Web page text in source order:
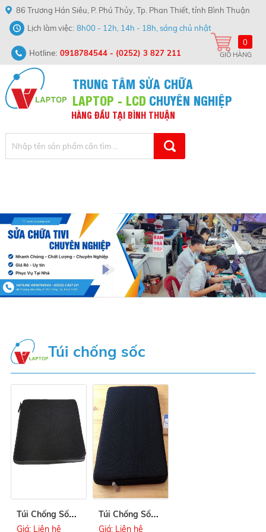
86 Trương Hán Siêu, P. Phú Thủy, Tp. Phan Thiết, tỉnh Bình Thuận
Lịch làm việc 8h00 - 12h, 14h - 18h, sáng chủ nhật
Hotline: 0918784544- (0252) 3 827 211
TRUNG TÂM SỬA CHỮA
LAPTOP - LCD CHUYÊN NGHIỆP
HÀNG ĐẦU TẠI BÌNHTHUẬN
0
GIỎ HÀNG
Túi chống sốc
T
úi Chống Sốc 14 Inch loại tốt
Giá: Liên hệ
T
úi Chống Sốc 13 Inch
Giá: Liên hệ